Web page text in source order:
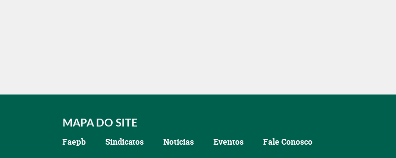
MAPA DO SITE
Faepb Sindicatos Notícias Eventos Fale Conosco